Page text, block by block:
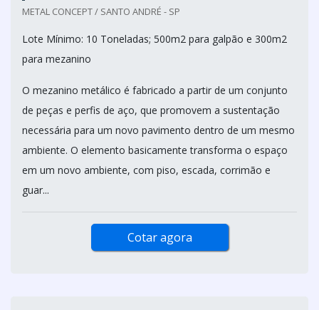
METAL CONCEPT / SANTO ANDRÉ - SP
Lote Mínimo: 10 Toneladas; 500m2 para galpão e 300m2
para mezanino
O mezanino metálico é fabricado a partir de um conjunto
de peças e perfis de aço, que promovem a sustentação
necessária para um novo pavimento dentro de um mesmo
ambiente. O elemento basicamente transforma o espaço
em um novo ambiente, com piso, escada, corrimão e
guar...
Cotar agora